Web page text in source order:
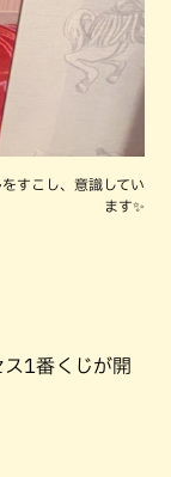
すこし、意識してい
ます✨
1番くじが開